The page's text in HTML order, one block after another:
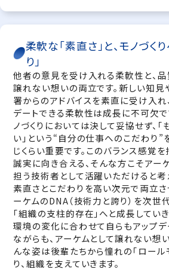
柔軟な「素直さ」と、モノづく
り」
他者の意見を受け入れる柔軟性と、
譲れない想いの両立です。新しい知見
署からのアドバイスを素直に受け入れ
デートできる柔軟性は成長に不可欠で
ノづくりにおいては決して妥協せず、「
い」という“自分の仕事へのこだわり”
じくらい重要です。このバランス感覚
誠実に向き合える、そんな方こそアー
担う技術者として活躍いただけると考
素直さとこだわりを高い次元で両立さ
ーケムのDNA（技術力と誇り）を次世
「組織の支柱的存在」へと成長してい
環境の変化に合わせて自らもアップデ
ながらも、アーケムとして譲れない想
んな姿は後輩たちから憧れの「ロール
り、組織を支えていきます。